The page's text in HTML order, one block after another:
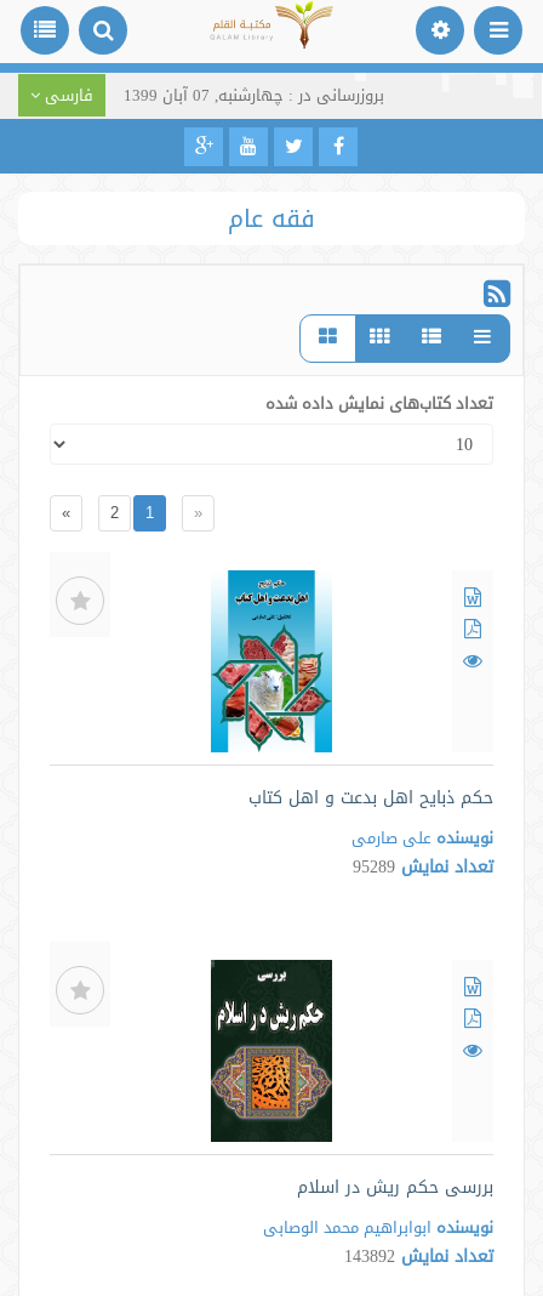
بروزرسانی در : چهارشنبه, 07 آبان 1399 فارسی
فقه عام
تعداد کتاب‌های نمایش داده شده
«
1
2
»
حکم ذبایح اهل بدعت و اهل کتاب
نویسنده علی صارمی
تعداد نمایش 95289
بررسی حکم ریش در اسلام
نویسنده ابوابراهیم محمد الوصابی
تعداد نمایش 143892